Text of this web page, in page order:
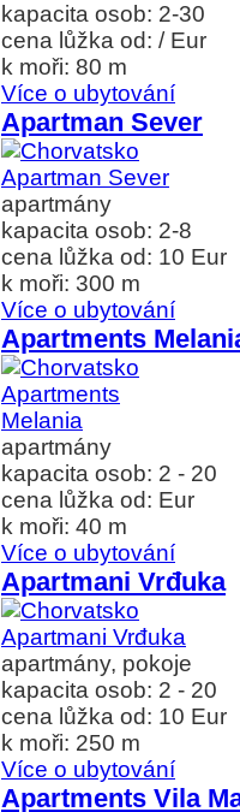
kapacita osob: 2-30
cena lůžka od: / Eur
k moři: 80 m
Více o ubytování
Apartman Sever
apartmány
kapacita osob: 2-8
cena lůžka od: 10 Eur
k moři: 300 m
Více o ubytování
Apartments
apartmány
kapacita osob: 2 - 20
cena lůžka od: Eur
k moři: 40 m
Více o ubytování
Apartmani Vrđuka
apartmány, pokoje
kapacita osob: 2 - 20
cena lůžka od: 10 Eur
k moři: 250 m
Více o ubytování
Apartments Vila